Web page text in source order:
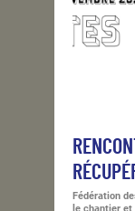
Fédération